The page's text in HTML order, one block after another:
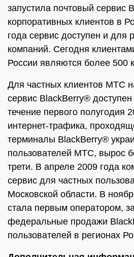
запустила почтовый сервис
корпоративных клиентов в
года сервис доступен и для
компаний. Сегодня
России являются более 500
Для частных клиентов МТС
сервис BlackBerry®
течение первого полугодия
интернет-трафика,
терминалы BlackBerry®
пользователей МТС, вырос
трети. В апреле 2009 года
сервис для частных
Московской области. В
стала первым оператором,
федеральные продажи
пользователей в регионах